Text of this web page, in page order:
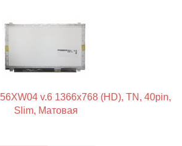
v.6 1366x768 (HD), TN, 40pin,
Slim, Матовая